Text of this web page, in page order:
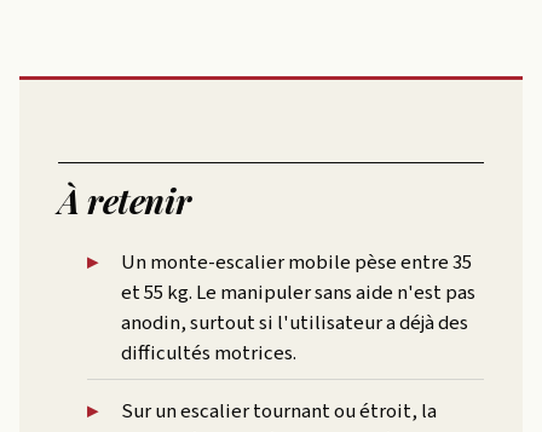
À retenir
Un monte-escalier mobile pèse entre 35
et 55 kg. Le manipuler sans aide n'est pas
anodin, surtout si l'utilisateur a déjà des
difficultés motrices.
Sur un escalier tournant ou étroit, la